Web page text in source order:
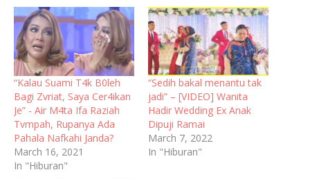
“Kalau Suami T4k B0leh
Bagi Zvriat, Saya Cer4ikan
Je” - Air M4ta Ifa Raziah
Tvmpah, Rupanya Ada
Pahala Nafkahi Janda?
March 16, 2021
In "Hiburan"
“Sedih bakal menantu tak
jadi” – [VIDEO] Wanita
Hadir Wedding Ex Anak
Dipuji Ramai
March 7, 2022
In "Hiburan"